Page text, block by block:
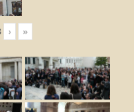
› »